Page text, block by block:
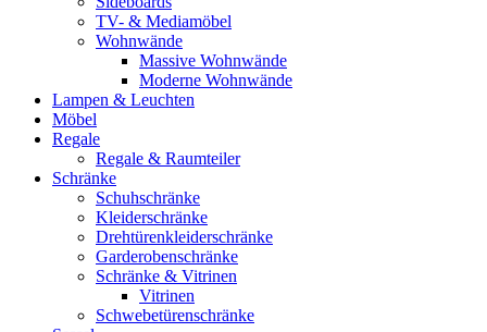
TV- & Mediamöbel
Wohnwände
Massive Wohnwände
Moderne Wohnwände
Lampen & Leuchten
Möbel
Regale
Regale & Raumteiler
Schränke
Schuhschränke
Kleiderschränke
Drehtürenkleiderschränke
Garderobenschränke
Schränke & Vitrinen
Vitrinen
Schwebetürenschränke